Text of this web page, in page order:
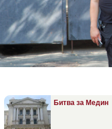
Битва за Медин